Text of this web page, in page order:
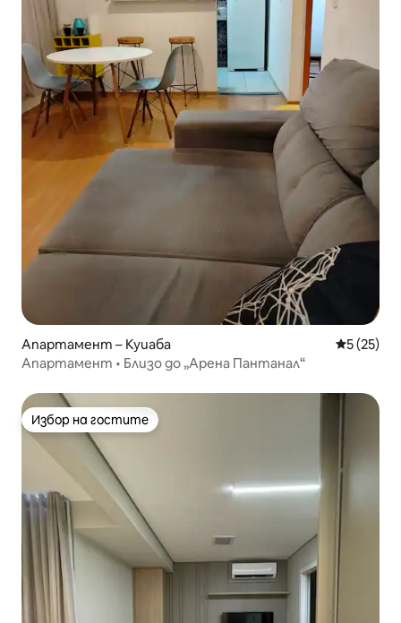
Апартамент – Куиаба Средна
5 (25)
Апартамент • Близо до „Арена Пантанал“
Избор на гостите
Избор на гостите